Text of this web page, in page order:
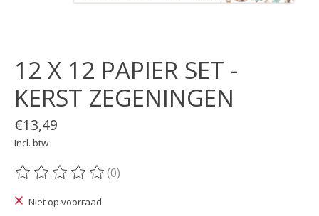
12 X 12 PAPIER SET -
KERST ZEGENINGEN
€13,49
Incl. btw
De beoordeling van dit product is
(0)
Niet op voorraad